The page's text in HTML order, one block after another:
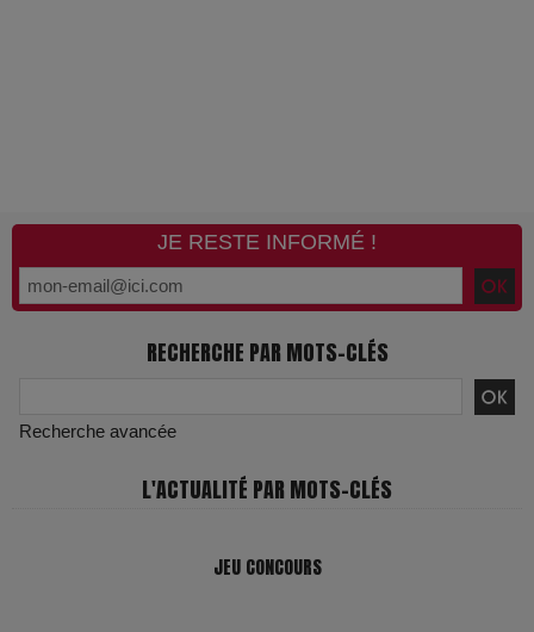
JE RESTE INFORMÉ !
RECHERCHE PAR MOTS-CLÉS
Recherche avancée
L'ACTUALITÉ PAR MOTS-CLÉS
JEU CONCOURS
VivaTech 2026 : l’instant où l’opéra bascule dans l’ère des